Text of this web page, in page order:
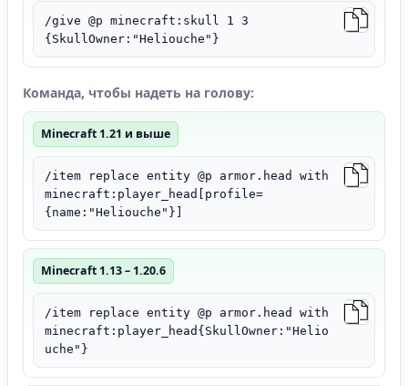
/give @p minecraft:skull 1 3
{SkullOwner:"Heliouche"}
Команда, чтобы надеть на голову:
Minecraft 1.21 и выше
/item replace entity @p armor.head with
minecraft:player_head[profile=
{name:"Heliouche"}]
Minecraft 1.13 – 1.20.6
/item replace entity @p armor.head with
minecraft:player_head{SkullOwner:"Helio
uche"}